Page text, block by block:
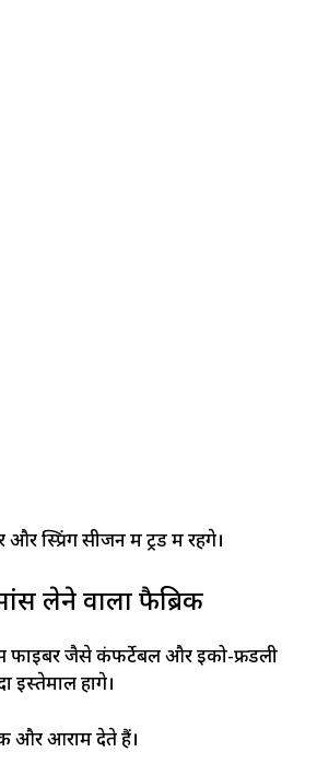
स्प्रिंग सीजन में ट्रेंड में रहेंगे।
लेने वाला फैब्रिक
फाइबर जैसे कंफर्टेबल और इको-फ्रेंडली
इस्तेमाल होंगे।
और आराम देते हैं।